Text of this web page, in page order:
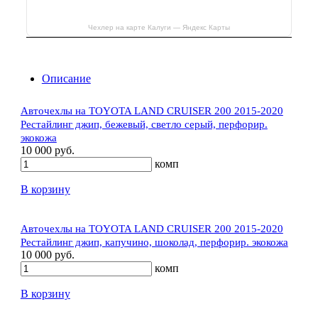
Чехлер на карте Калуги — Яндекс Карты
Описание
Авточехлы на TOYOTA LAND CRUISER 200 2015-2020
Рестайлинг джип, бежевый, светло серый, перфорир.
экокожа
10 000 руб.
комп
В корзину
Авточехлы на TOYOTA LAND CRUISER 200 2015-2020
Рестайлинг джип, капучино, шоколад, перфорир. экокожа
10 000 руб.
комп
В корзину